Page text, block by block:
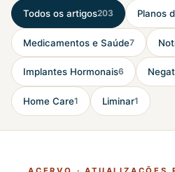
Todos os artigos203 Planos
Medicamentos e Saúde7
Implantes Hormonais6
Home Care1 Liminar1